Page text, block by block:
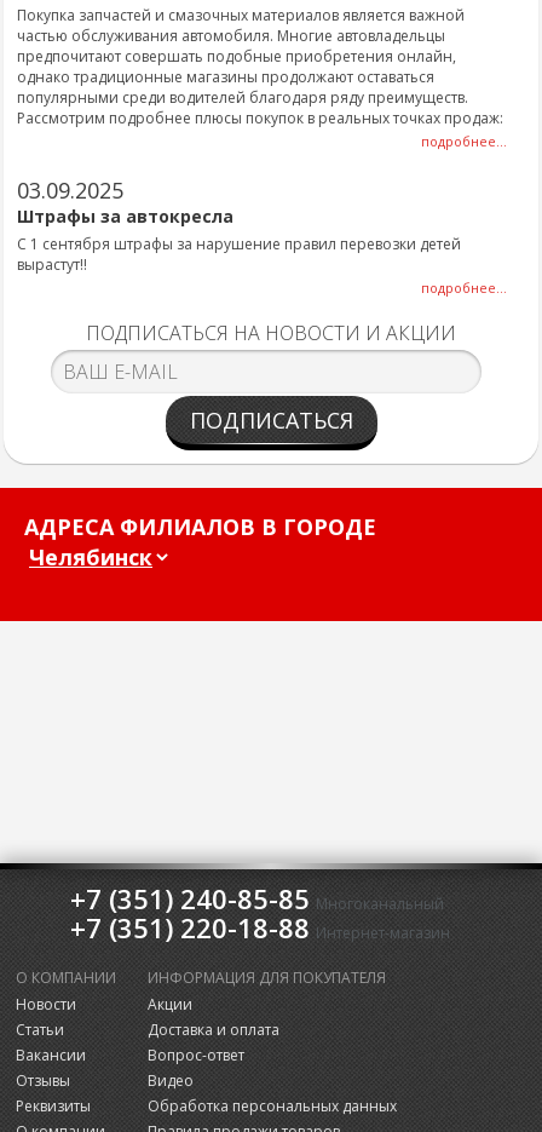
Покупка запчастей и смазочных материалов является важной
частью обслуживания автомобиля. Многие автовладельцы
предпочитают совершать подобные приобретения онлайн,
однако традиционные магазины продолжают оставаться
популярными среди водителей благодаря ряду преимуществ.
Рассмотрим подробнее плюсы покупок в реальных точках продаж:
подробнее...
03.09.2025
Штрафы за автокресла
С 1 сентября штрафы за нарушение правил перевозки детей
вырастут!!
подробнее...
ПОДПИСАТЬСЯ НА НОВОСТИ И АКЦИИ
ПОДПИСАТЬСЯ
АДРЕСА ФИЛИАЛОВ В ГОРОДЕ
+7 (351) 240-85-85 Многоканальный
+7 (351) 220-18-88 Интернет-магазин
О КОМПАНИИ
Новости
Статьи
Вакансии
Отзывы
Реквизиты
ИНФОРМАЦИЯ ДЛЯ ПОКУПАТЕЛЯ
Акции
Доставка и оплата
Вопрос-ответ
Видео
Обработка персональных данных